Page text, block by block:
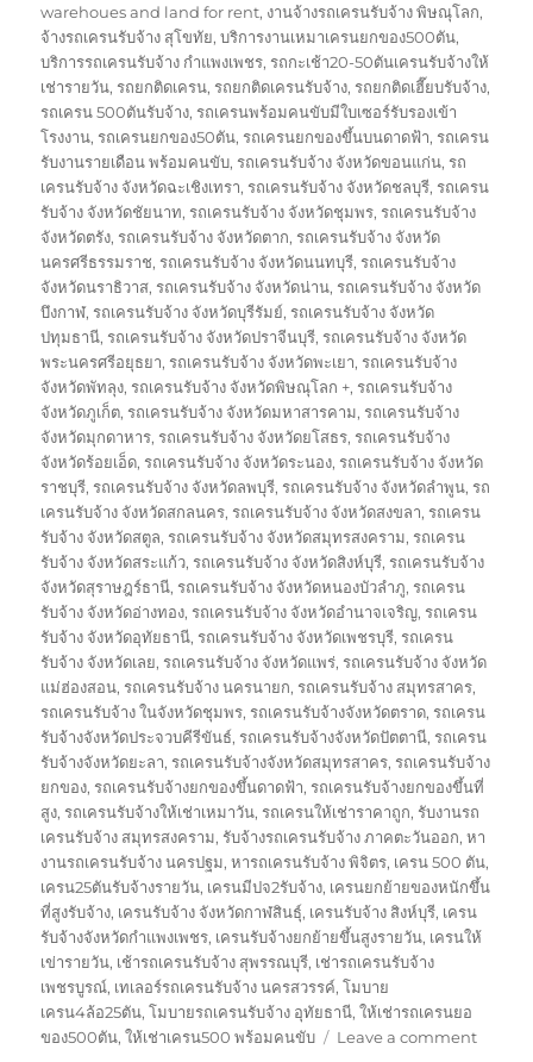
warehoues and land for rent, งานจ้างรถเครนรับจ้าง พิษณุโลก,
จ้างรถเครนรับจ้าง สุโขทัย,บริการงานเหมาเครนยกของ500ตัน,
บริการรถเครนรับจ้าง กำแพงเพชร,รถกะเช้า20-50ตันเครนรับจ้างให้
เช่ารายวัน,รถยกติดเครน,รถยกติดเครนรับจ้าง,รถยกติดเฮี๊ยบรับจ้าง,
รถเครน 500ตันรับจ้าง,รถเครนพร้อมคนขับมีใบเซอร์รับรองเข้า
โรงงาน,รถเครนยกของ50ตัน,รถเครนยกของขึ้นบนดาดฟ้า,รถเครน
รับงานรายเดือน พร้อมคนขับ,รถเครนรับจ้าง จังหวัดขอนแก่น,รถ
เครนรับจ้าง จังหวัดฉะเชิงเทรา,รถเครนรับจ้าง จังหวัดชลบุรี,รถเครน
รับจ้าง จังหวัดชัยนาท,รถเครนรับจ้าง จังหวัดชุมพร,รถเครนรับจ้าง
จังหวัดตรัง,รถเครนรับจ้าง จังหวัดตาก,รถเครนรับจ้าง จังหวัด
นครศรีธรรมราช,รถเครนรับจ้าง จังหวัดนนทบุรี,รถเครนรับจ้าง
จังหวัดนราธิวาส,รถเครนรับจ้าง จังหวัดน่าน,รถเครนรับจ้าง จังหวัด
บึงกาฬ,รถเครนรับจ้าง จังหวัดบุรีรัมย์,รถเครนรับจ้าง จังหวัด
ปทุมธานี,รถเครนรับจ้าง จังหวัดปราจีนบุรี,รถเครนรับจ้าง จังหวัด
พระนครศรีอยุธยา,รถเครนรับจ้าง จังหวัดพะเยา,รถเครนรับจ้าง
จังหวัดพัทลุง,รถเครนรับจ้าง จังหวัดพิษณุโลก +,รถเครนรับจ้าง
จังหวัดภูเก็ต,รถเครนรับจ้าง จังหวัดมหาสารคาม,รถเครนรับจ้าง
จังหวัดมุกดาหาร,รถเครนรับจ้าง จังหวัดยโสธร,รถเครนรับจ้าง
จังหวัดร้อยเอ็ด,รถเครนรับจ้าง จังหวัดระนอง,รถเครนรับจ้าง จังหวัด
ราชบุรี,รถเครนรับจ้าง จังหวัดลพบุรี,รถเครนรับจ้าง จังหวัดลำพูน,รถ
เครนรับจ้าง จังหวัดสกลนคร,รถเครนรับจ้าง จังหวัดสงขลา,รถเครน
รับจ้าง จังหวัดสตูล,รถเครนรับจ้าง จังหวัดสมุทรสงคราม,รถเครน
รับจ้าง จังหวัดสระแก้ว,รถเครนรับจ้าง จังหวัดสิงห์บุรี,รถเครนรับจ้าง
จังหวัดสุราษฎร์ธานี,รถเครนรับจ้าง จังหวัดหนองบัวลำภู,รถเครน
รับจ้าง จังหวัดอ่างทอง,รถเครนรับจ้าง จังหวัดอำนาจเจริญ,รถเครน
รับจ้าง จังหวัดอุทัยธานี,รถเครนรับจ้าง จังหวัดเพชรบุรี,รถเครน
รับจ้าง จังหวัดเลย,รถเครนรับจ้าง จังหวัดแพร่,รถเครนรับจ้าง จังหวัด
แม่ฮ่องสอน,รถเครนรับจ้าง นครนายก,รถเครนรับจ้าง สมุทรสาคร,
รถเครนรับจ้าง ในจังหวัดชุมพร,รถเครนรับจ้างจังหวัดตราด,รถเครน
รับจ้างจังหวัดประจวบคีรีขันธ์,รถเครนรับจ้างจังหวัดปัตตานี,รถเครน
รับจ้างจังหวัดยะลา,รถเครนรับจ้างจังหวัดสมุทรสาคร,รถเครนรับจ้าง
ยกของ,รถเครนรับจ้างยกของขึ้นดาดฟ้า,รถเครนรับจ้างยกของขึ้นที่
สูง,รถเครนรับจ้างให้เช่าเหมาวัน,รถเครนให้เช่าราคาถูก,รับงานรถ
เครนรับจ้าง สมุทรสงคราม,รับจ้างรถเครนรับจ้าง ภาคตะวันออก,หา
งานรถเครนรับจ้าง นครปฐม,หารถเครนรับจ้าง พิจิตร, เครน 500 ตัน,
เครน25ตันรับจ้างรายวัน, เครนมีปจ2รับจ้าง, เครนยกย้ายของหนักขึ้น
ที่สูงรับจ้าง, เครนรับจ้าง จังหวัดกาฬสินธุ์, เครนรับจ้าง สิงห์บุรี, เครน
รับจ้างจังหวัดกำแพงเพชร, เครนรับจ้างยกย้ายขึ้นสูงรายวัน, เครนให้
เข่ารายวัน, เช้ารถเครนรับจ้าง สุพรรณบุรี, เช่ารถเครนรับจ้าง
เพชรบูรณ์, เทเลอร์รถเครนรับจ้าง นครสวรรค์,โมบาย
เครน4ล้อ25ตัน,โมบายรถเครนรับจ้าง อุทัยธานี,ให้เช่ารถเครนยอ
ของ500ตัน,ให้เช่าเครน500 พร้อมคนขับ Leave a commenton